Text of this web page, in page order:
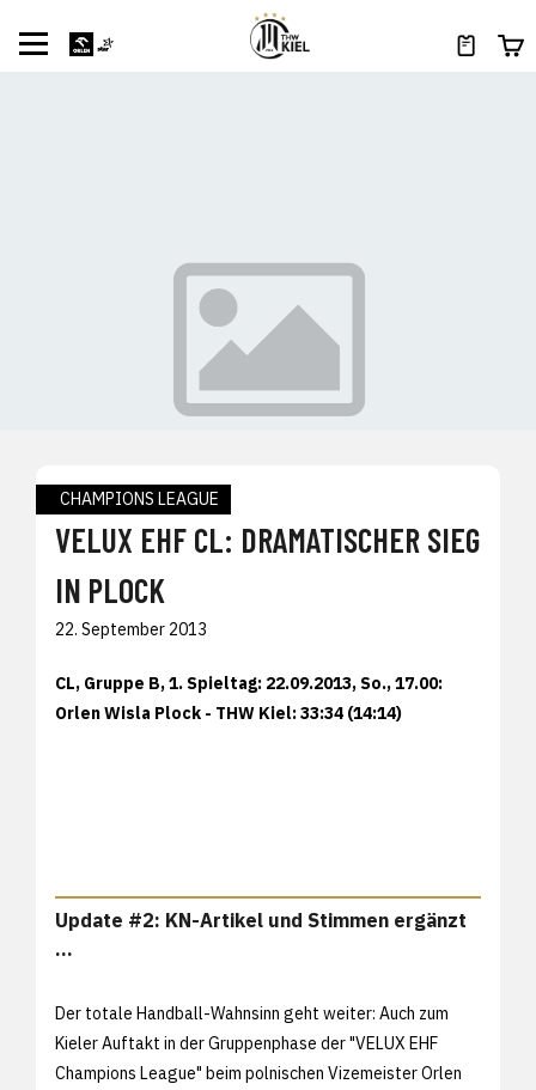
CHAMPIONS LEAGUE
VELUX EHF CL: DRAMATISCHER SIEG
IN PLOCK
22. September 2013
CL, Gruppe B, 1. Spieltag: 22.09.2013, So., 17.00:
Orlen Wisla Plock - THW Kiel: 33:34 (14:14)
Update #2: KN-Artikel und Stimmen ergänzt
...
Der totale Handball-Wahnsinn geht weiter: Auch zum
Kieler Auftakt in der Gruppenphase der "VELUX EHF
Champions League" beim polnischen Vizemeister Orlen